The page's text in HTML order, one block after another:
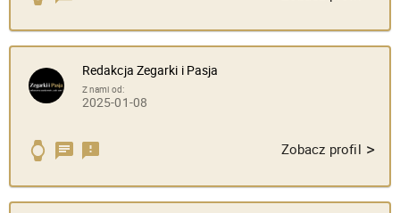
Redakcja Zegarki i Pasja
Z nami od:
2025-01-08
Zobacz profil >